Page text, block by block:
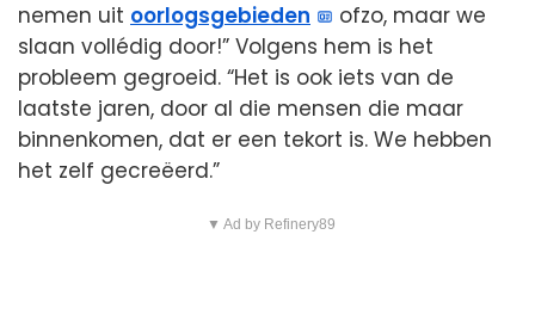
nemen uit oorlogsgebieden
ofzo, maar we
slaan vollédig door!” Volgens hem is het
probleem gegroeid. “Het is ook iets van de
laatste jaren, door al die mensen die maar
binnenkomen, dat er een tekort is. We hebben
het zelf gecreëerd.”
▼ Ad by Refinery89